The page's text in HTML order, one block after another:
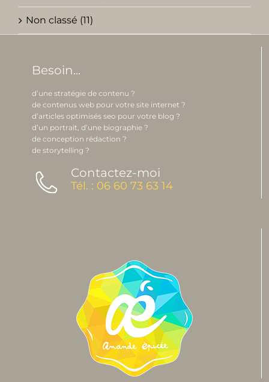
Non classé (11)
Besoin...
d’une stratégie de contenu ?
de contenus web pour votre site internet ?
d’articles optimisés seo pour votre blog ?
d’un portrait, d’une biographie ?
de conception rédaction ?
de storytelling ?
Contactez-moi
Tél. : 06 60 73 63 14